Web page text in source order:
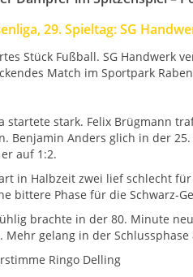
29. Spieltag: SG
Stück Fußball. SG Handwerk
Match im Sportpark
startete stark. Felix Brügmann
Benjamin Anders glich in der
auf 1:2.
in Halbzeit zwei lief schlecht
bittere Phase für die Schwarz-
brachte in der 80. Minute
Mehr gelang in der
Ringo Delling